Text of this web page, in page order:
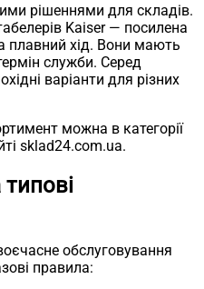
рішеннями для складів.
Kaiser — посилена
плавний хід. Вони мають
служби. Серед
варіанти для різних
можна в категорії
sklad24.com.ua.
обслуговування
правила: